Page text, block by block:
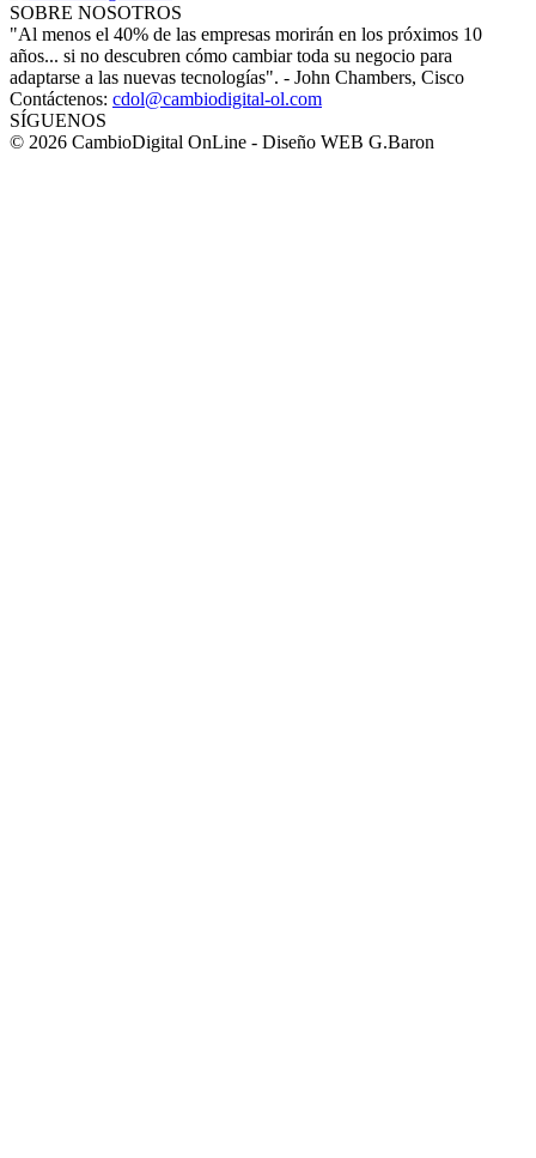
SOBRE NOSOTROS
"Al menos el 40% de las empresas morirán en los próximos 10
años... si no descubren cómo cambiar toda su negocio para
adaptarse a las nuevas tecnologías". - John Chambers, Cisco
Contáctenos: cdol@cambiodigital-ol.com
SÍGUENOS
© 2026 CambioDigital OnLine - Diseño WEB G.Baron